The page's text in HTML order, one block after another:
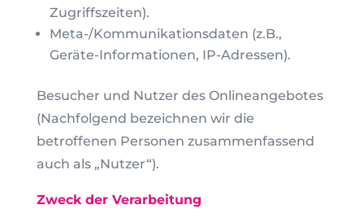
Zugriffszeiten).
Meta-/Kommunikationsdaten (z.B.,
Geräte-Informationen, IP-Adressen).
Besucher und Nutzer des Onlineangebotes
(Nachfolgend bezeichnen wir die
betroffenen Personen zusammenfassend
auch als „Nutzer“).
Zweck der Verarbeitung